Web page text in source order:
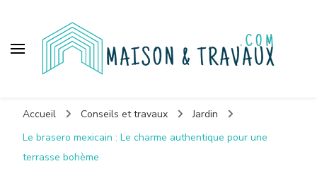
Accueil Conseils et travaux
Jardin
Le brasero mexicain : Le charme authentique pour une
terrasse bohème